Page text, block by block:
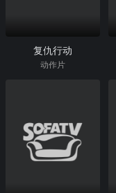
复仇行动
动作片